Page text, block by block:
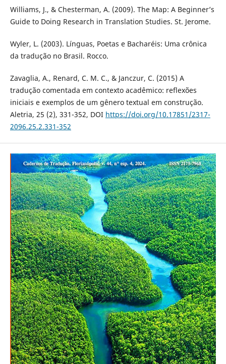
Williams, J., & Chesterman, A. (2009). The Map: A Beginner’s
Guide to Doing Research in Translation Studies. St. Jerome.
Wyler, L. (2003). Línguas, Poetas e Bacharéis: Uma crônica
da tradução no Brasil. Rocco.
Zavaglia, A., Renard, C. M. C., & Janczur, C. (2015) A
tradução comentada em contexto acadêmico: reflexões
iniciais e exemplos de um gênero textual em construção.
Aletria, 25 (2), 331-352, DOI https://doi.org/10.17851/2317-
2096.25.2.331-352